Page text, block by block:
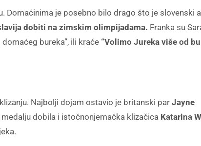
Domaćinima je posebno bilo drago što je slovenski
dobiti na zimskim olimpijadama. Franka su
bureka”, ili kraće “Volimo Jureka više od
Najbolji dojam ostavio je britanski par Jayne
dobila i istočnonjemačka klizačica Katarina